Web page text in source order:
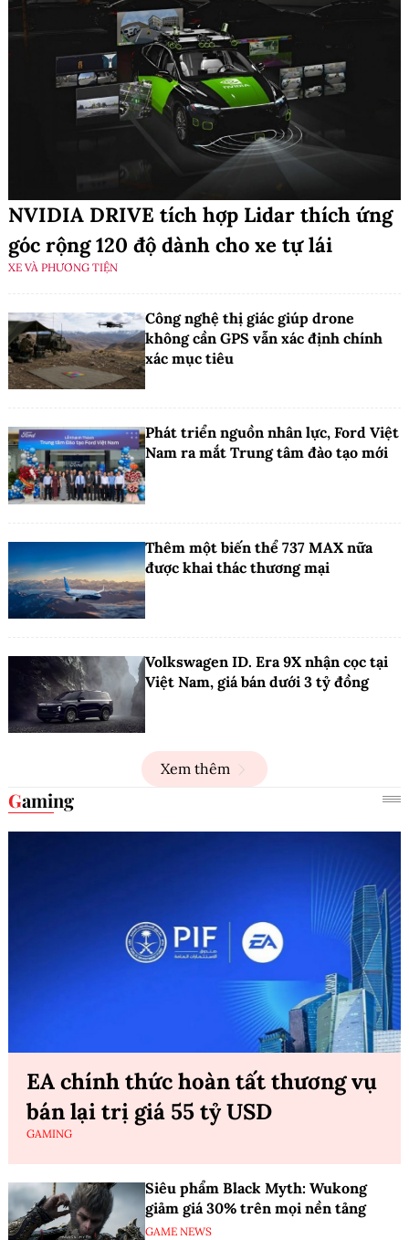
NVIDIA DRIVE tích hợp Lidar thích ứng
góc rộng 120 độ dành cho xe tự lái
XE VÀ PHƯƠNG TIỆN
Công nghệ thị giác giúp drone
không cần GPS vẫn xác định chính
xác mục tiêu
Phát triển nguồn nhân lực, Ford Việt
Nam ra mắt Trung tâm đào tạo mới
Thêm một biến thể 737 MAX nữa
được khai thác thương mại
Volkswagen ID. Era 9X nhận cọc tại
Việt Nam, giá bán dưới 3 tỷ đồng
Xem thêm
Gaming
EA chính thức hoàn tất thương vụ
bán lại trị giá 55 tỷ USD
GAMING
Siêu phẩm Black Myth: Wukong
giảm giá 30% trên mọi nền tảng
GAME NEWS